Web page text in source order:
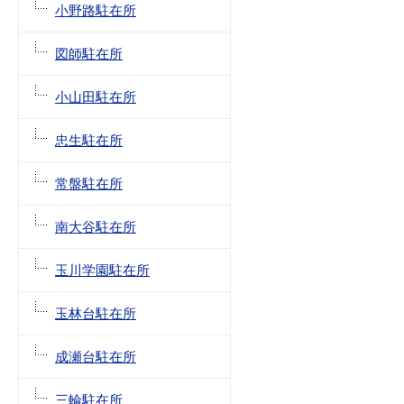
小野路駐在所
図師駐在所
小山田駐在所
忠生駐在所
常盤駐在所
南大谷駐在所
玉川学園駐在所
玉林台駐在所
成瀬台駐在所
三輪駐在所